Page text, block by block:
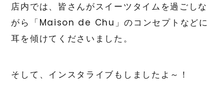
店内では、皆さんがスイーツタイムを過ごしな
がら「Maison de Chu」のコンセプトなどに
耳を傾けてくださいました。
そして、インスタライブもしましたよ～！